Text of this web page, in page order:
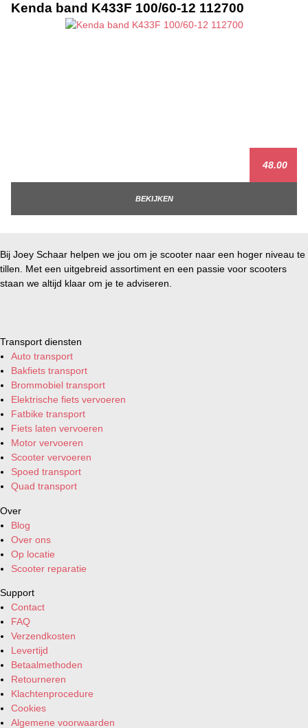
Kenda band K433F 100/60-12 112700
48.00
BEKIJKEN
Bij Joey Schaar helpen we jou om je scooter naar een hoger niveau te
tillen. Met een uitgebreid assortiment en een passie voor scooters
staan we altijd klaar om je te adviseren.
Transport diensten
Auto transport
Bakfiets transport
Brommobiel transport
Elektrische fiets vervoeren
Fatbike transport
Fiets laten vervoeren
Motor vervoeren
Scooter vervoeren
Spoed transport
Quad transport
Over
Blog
Over ons
Op locatie
Scooter reparatie
Support
Contact
FAQ
Verzendkosten
Levertijd
Betaalmethoden
Retourneren
Klachtenprocedure
Cookies
Algemene voorwaarden